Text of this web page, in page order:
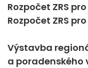
Rozpočet ZRS
Rozpočet ZRS
Výstavba
a poradenského